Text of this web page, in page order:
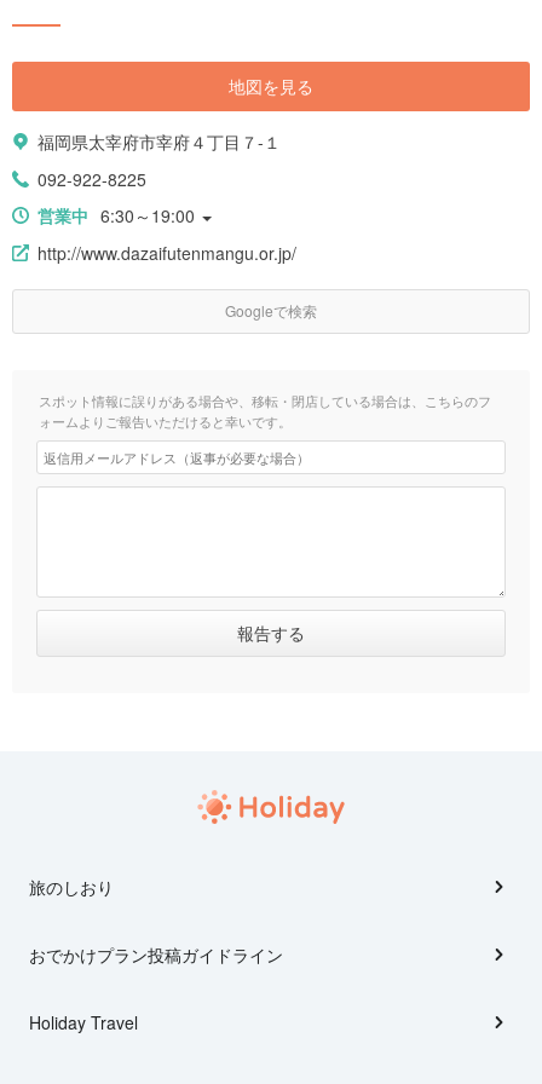
地図を見る
福岡県太宰府市宰府４丁目７-１
092-922-8225
営業中 6:30～19:00
http://www.dazaifutenmangu.or.jp/
Googleで検索
スポット情報に誤りがある場合や、移転・閉店している場合は、こちらのフ
ォームよりご報告いただけると幸いです。
旅のしおり
おでかけプラン投稿ガイドライン
Holiday Travel